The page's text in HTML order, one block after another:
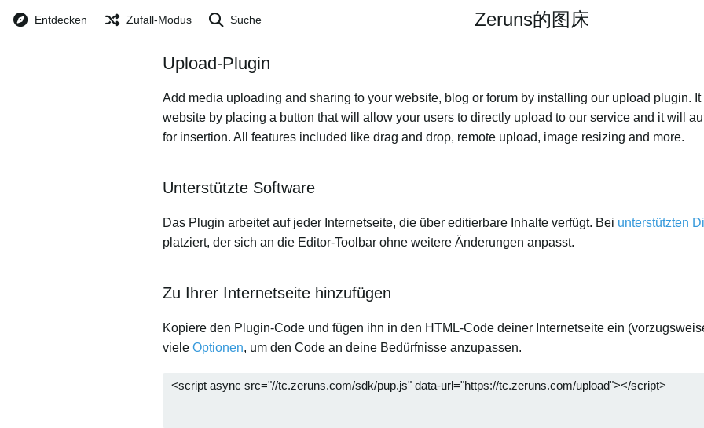
Zeruns的图床
Entdecken Zufall-Modus Suche
Upload-Plugin
Add media uploading and sharing to your website, blog or forum by installing our upload plugin.
website by placing a button that will allow your users to directly upload to our service and it will
for insertion. All features included like drag and drop, remote upload, image resizing and more.
Unterstützte Software
Das Plugin arbeitet auf jeder Internetseite, die über editierbare Inhalte verfügt. Bei unterstützten
platziert, der sich an die Editor-Toolbar ohne weitere Änderungen anpasst.
Zu Ihrer Internetseite hinzufügen
Kopiere den Plugin-Code und fügen ihn in den HTML-Code deiner Internetseite ein
viele Optionen, um den Code an deine Bedürfnisse anzupassen.